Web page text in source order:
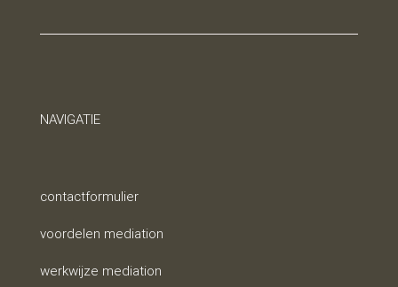
NAVIGATIE
contactformulier
voordelen mediation
werkwijze mediation